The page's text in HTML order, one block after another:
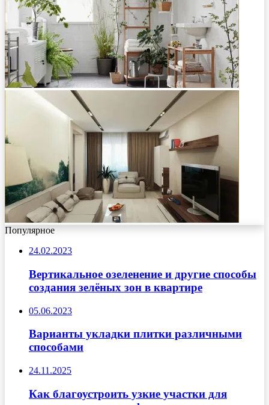
Популярное
24.02.2023
Вертикальное озеленение и другие способы
создания зелёных зон в квартире
05.06.2023
Варианты укладки плитки различными
способами
24.11.2025
Как благоустроить узкие участки для